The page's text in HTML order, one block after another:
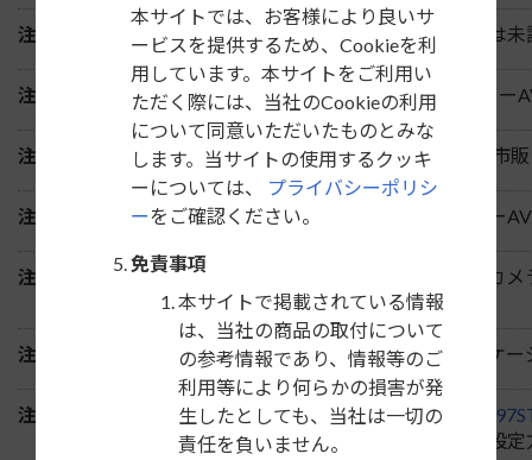
注2） メーカーオプションのホンダインターナビ付車は
注3） 車両側取付部の傾斜角度が34°あるため、市販カ
注4） 車両側取付部の最短奥行き寸法は182mmです。
注5） ステアリングスイッチ付車は、取付ける市販カー
注6）
ナビ装着用スペシャルパッケージ付車のバックカ
きる場合があります。
注7） 年式H28/2～R3/4のナビ装着用スペシャルパッケ
注8） ステアリングスイッチ付車は、別売の「NKK-
た10ボタンが使用可能になります。スイッチの設
本サイトでは、お客様により良いサ
ービスを提供するため、Cookieを利
用しています。本サイトをご利用い
ただく際には、当社のCookieの利用
について同意いただいたものとみな
します。当サイトの使用するクッキ
ーについては、
プライバシーポリシ
ーをご確認ください。
免責事項
本サイトで掲載されている情報
は、当社の商品の取付について
の参考情報であり、情報等のご
利用等により何らかの損害が発
生したとしても、当社は一切の
責任を負いません。